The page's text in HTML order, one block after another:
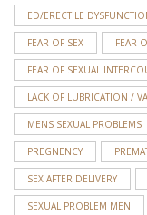
ED/ERECTILE
FEAR OF SEX FEAR
FEAR OF SEXUAL
LACK OF LUBRICATION /
MENS SEXUAL PROBLEMS
PREGNENCY
SEX AFTER DELIVERY
SEXUAL PROBLEM MEN